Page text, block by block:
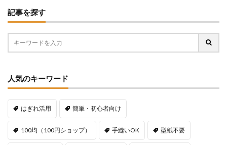
記事を探す
人気のキーワード
はぎれ活用 簡単・初心者向け
100均（100円ショップ） 手縫いOK 型紙不要